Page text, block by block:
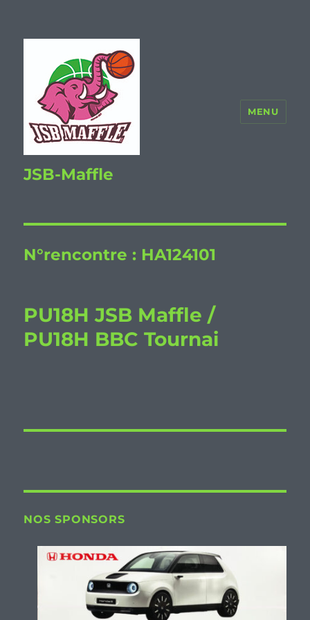
JSB-Maffle
MENU
N°rencontre : HA124101
PU18H JSB Maffle /
PU18H BBC Tournai
NOS SPONSORS